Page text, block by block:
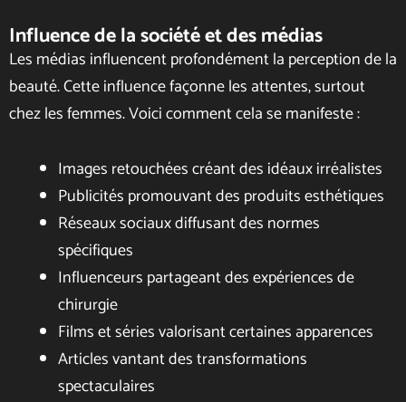
Influence de la société et des médias
Les médias influencent profondément la perception de la
beauté. Cette influence façonne les attentes, surtout
chez les femmes. Voici comment cela se manifeste :
Images retouchées créant des idéaux irréalistes
Publicités promouvant des produits esthétiques
Réseaux sociaux diffusant des normes
spécifiques
Influenceurs partageant des expériences de
chirurgie
Films et séries valorisant certaines apparences
Articles vantant des transformations
spectaculaires